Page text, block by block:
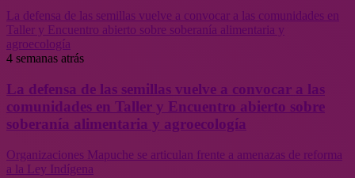
La defensa de las semillas vuelve a convocar a las comunidades en
Taller y Encuentro abierto sobre soberanía alimentaria y
agroecología
4 semanas atrás
La defensa de las semillas vuelve a convocar a las
comunidades en Taller y Encuentro abierto sobre
soberanía alimentaria y agroecología
Organizaciones Mapuche se articulan frente a amenazas de reforma
a la Ley Indígena